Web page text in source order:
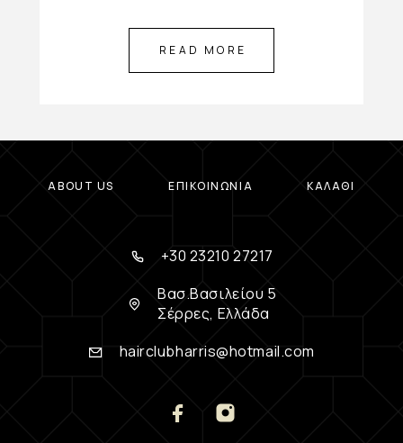
READ MORE
ABOUT US ΕΠΙΚΟΙΝΩΝΊΑ ΚΑΛΆΘΙ
+30 23210 27217
Βασ.Βασιλείου 5
Σέρρες, Ελλάδα
hairclubharris@hotmail.com